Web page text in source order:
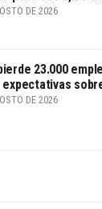
DE 2026
pierde 23.000
expectativas
DE 2026